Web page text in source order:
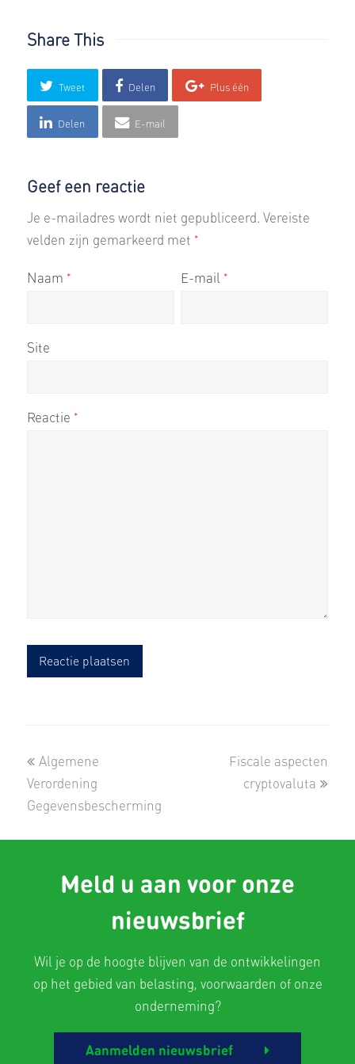
Share This
Tweet Delen Plus één
Delen E-mail
Geef een reactie
Je e-mailadres wordt niet gepubliceerd. Vereiste
velden zijn gemarkeerd met *
Naam * E-mail *
Site
Reactie *
previous
post:
Algemene
Verordening
Gegevensbescherming
next
post:
Fiscale aspecten
cryptovaluta
Meld u aan voor onze
nieuwsbrief
Wil je op de hoogte blijven van de ontwikkelingen
op het gebied van belasting, voorwaarden of onze
onderneming?
Aanmelden nieuwsbrief